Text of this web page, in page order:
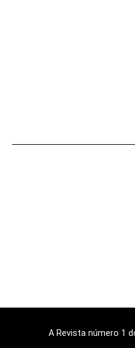
A Revista número 1